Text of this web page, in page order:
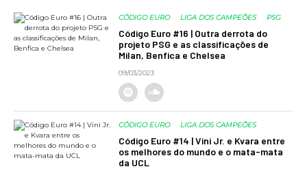
CÓDIGO EURO LIGA DOS CAMPEÕES PSG
Código Euro #16 | Outra derrota do
projeto PSG e as classificações de
Milan, Benfica e Chelsea
09/03/2023
CÓDIGO EURO LIGA DOS CAMPEÕES
Código Euro #14 | Vini Jr. e Kvara entre
os melhores do mundo e o mata-mata
da UCL